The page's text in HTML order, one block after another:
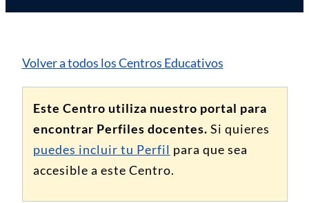
Volver a todos los Centros Educativos
Este Centro utiliza nuestro portal para
encontrar Perfiles docentes. Si quieres
puedes incluir tu Perfil para que sea
accesible a este Centro.